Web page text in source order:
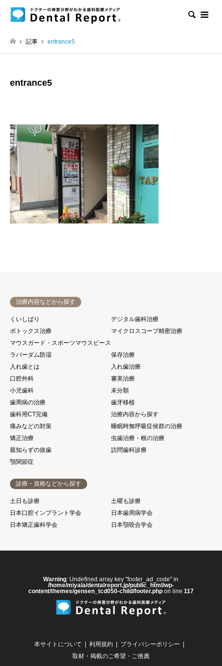
検索
記事 entrance5
entrance5
治療内容などから探す
くいしばり
デジタル歯科治療
ボトックス治療
マイクロスコープ精密治療
マウスガード・スポーツマウスピース
ラバーダム防湿
保存治療
入れ歯とは
入れ歯治療
口腔外科
審美治療
小児歯科
未分類
歯周病の治療
歯牙移植
歯科用CT完備
治療内容から探す
痛みなどの対策
睡眠時無呼吸症候群の治療
矯正治療
虫歯治療・根の治療
親知らずの抜歯
訪問歯科診療
顎関節症
診療・資格などから探す
土日も診療
土曜も診療
日本口腔インプラント学会
日本歯周病学会
日本矯正歯科学会
日本顎咬合学会
Warning: Undefined array key "footer_ad_code" in
/home/miyala/dentalreport.jp/public_html/wp-
content/themes/gensen_tcd050-child/footer.php on line 117
本サイトについて 利用規約
プライバシーポリシー
取材・掲載のご希望・ご推薦